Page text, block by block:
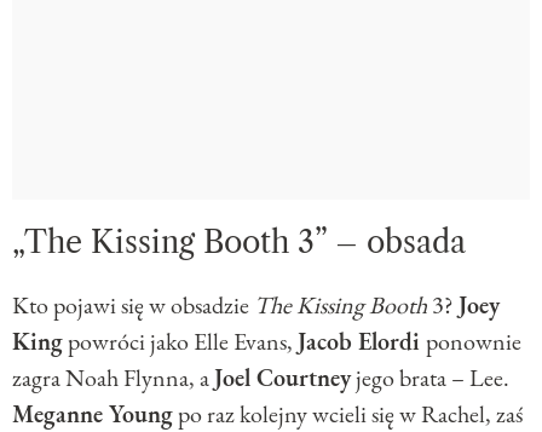
„The Kissing Booth 3” – obsada
Kto pojawi się w obsadzie The Kissing Booth3?Joey
Kingpowróci jako Elle Evans,Jacob Elordi ponownie
zagra Noah Flynna, aJoel Courtneyjego brata – Lee.
Meganne Youngpo raz kolejny wcieli się w Rachel, zaś